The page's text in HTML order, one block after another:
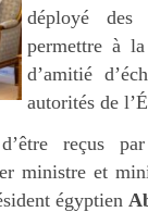
déployé des
permettre à
d’amitié
autorités de
reçus
ministre et
égyptien